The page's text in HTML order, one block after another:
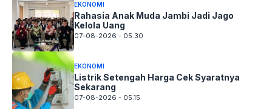
EKONOMI
Rahasia Anak Muda Jambi Jadi Jago
Kelola Uang
07-08-2026 - 05.30
EKONOMI
Listrik Setengah Harga Cek Syaratnya
Sekarang
07-08-2026 - 05.15